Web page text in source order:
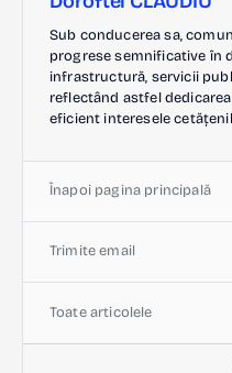
Sub conducerea sa,
progrese semnificative în
infrastructură, servicii
reflectând astfel
eficient interesele
Înapoi pagina principală
Trimite email
Toate articolele